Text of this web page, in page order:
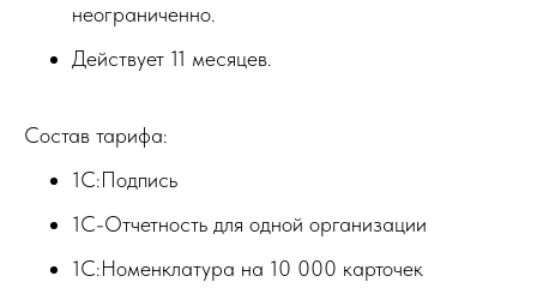
неограниченно.
Действует 11 месяцев.
Состав тарифа:
1С:Подпись
1С-Отчетность для одной организации
1С:Номенклатура на 10 000 карточек